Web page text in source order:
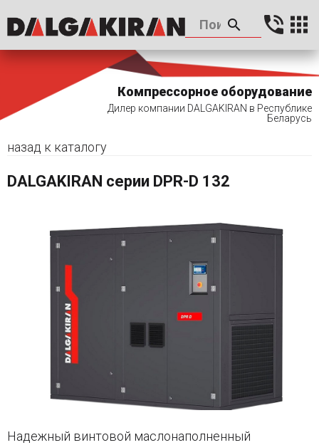
Компрессорное оборудование
Дилер компании DALGAKIRAN в Республике
Беларусь
назад к каталогу
DALGAKIRAN серии DPR-D 132
Надежный винтовой маслонаполненный